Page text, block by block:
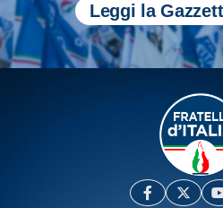
Leggi la